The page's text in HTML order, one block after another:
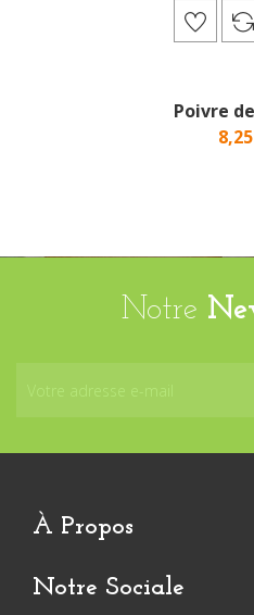
Poivre
Notre
À Propos
Notre Sociale